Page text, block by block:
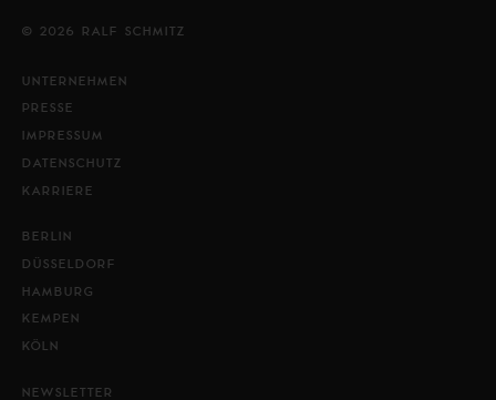
© 2026 RALF SCHMITZ
UNTERNEHMEN
PRESSE
IMPRESSUM
DATENSCHUTZ
KARRIERE
BERLIN
DÜSSELDORF
HAMBURG
KEMPEN
KÖLN
NEWSLETTER